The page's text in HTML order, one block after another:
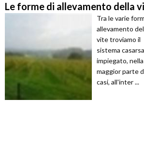
Le forme di allevamento della
Tra le varie
allevamento
vite troviamo il
sistema
impiegato, nella
maggior parte
casi, all'inter ...